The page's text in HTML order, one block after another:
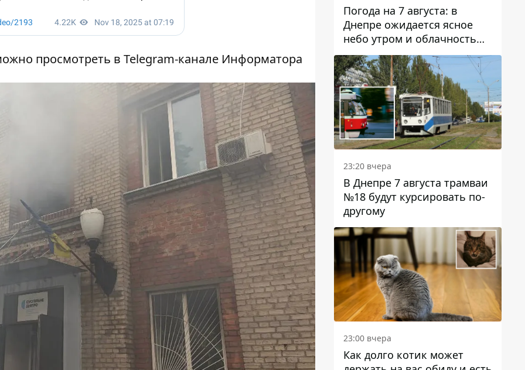
просмотреть в Telegram-канале Информатора
Погода на 7 августа: в
Днепре ожидается ясное
небо утром и облачность
после обеда
23:20 вчера
В Днепре 7 августа трамваи
№18 будут курсировать по-
другому
23:00 вчера
Как долго котик может